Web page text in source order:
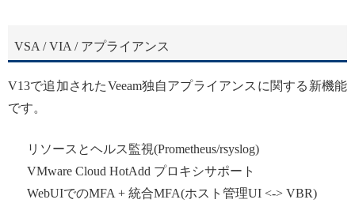
VSA / VIA / アプライアンス
V13で追加されたVeeam独自アプライアンスに関する新機能
です。
リソースとヘルス監視(Prometheus/rsyslog)
VMware Cloud HotAdd プロキシサポート
WebUIでのMFA + 統合MFA(ホスト管理UI <-> VBR)